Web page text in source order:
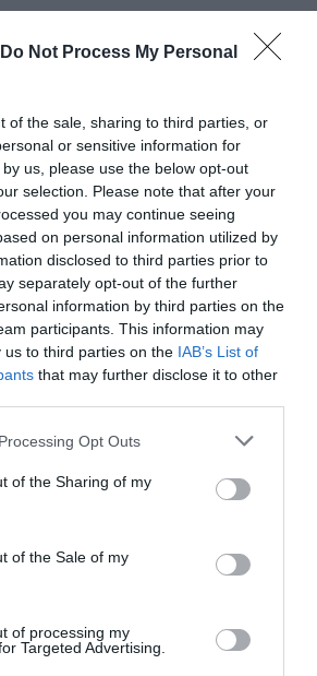
Do Not Process My Personal
of the sale, sharing to third parties, or
or sensitive information for
us, please use the below opt-out
selection. Please note that after your
you may continue seeing
on personal information utilized by
disclosed to third parties prior to
separately opt-out of the further
information by third parties on the
participants. This information may
us to third parties on the IAB’s List of
that may further disclose it to other
Opt Outs
of the Sharing of my
of the Sale of my
of processing my
Targeted Advertising.
ΦΩΤΙΕΣ featured